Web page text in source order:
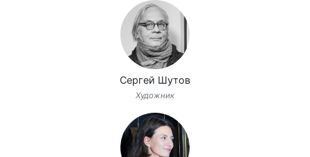
Сергей Шутов
Художник